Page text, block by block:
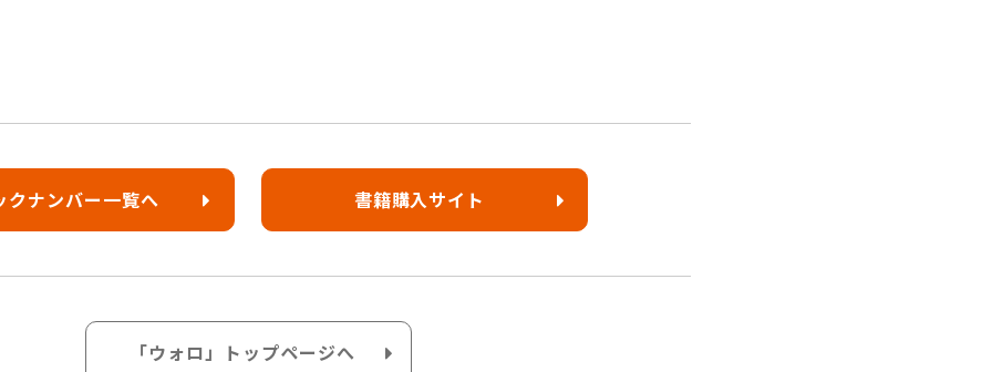
クナンバー一覧へ 書籍購入サイト
「ウォロ」トップページへ